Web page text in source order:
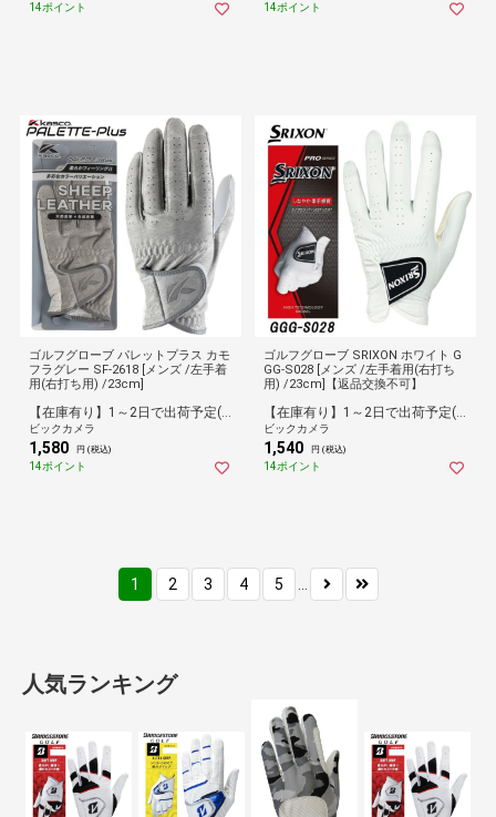
14ポイント 14ポイント
ゴルフグローブ パレットプラス カモ
フラグレー SF-2618 [メンズ /左手着
用(右打ち用) /23cm]
【在庫有り】1～2日で出荷予定(日付指定可)
ビックカメラ
1,580 円 (税込)
14ポイント
ゴルフグローブ SRIXON ホワイト G
GG-S028 [メンズ /左手着用(右打ち
用) /23cm]【返品交換不可】
【在庫有り】1～2日で出荷予定(日付指定可)
ビックカメラ
1,540 円 (税込)
14ポイント
1 2 3 4 5 ...
人気ランキング